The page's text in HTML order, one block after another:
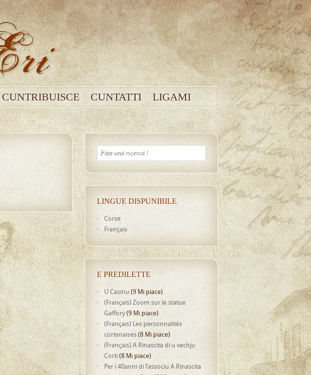
CUNTRIBUISCE CUNTATTI LIGAMI
LINGUE DISPUNIBILE
Corse
Français
E PREDILETTE
U Casinu (9 Mi piace)
(Français) Zoom sur le statue
Gaffory(9 Mi piace)
(Français) Les personnalités
cortenaises (8 Mi piace)
(Français) A Rinascita di u vechju
Corti(8 Mi piace)
Per i 40anni di l’associu A Rinascita